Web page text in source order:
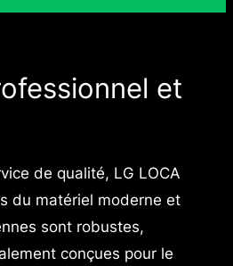
et
de qualité, LG LOCA
du matériel moderne et
sont robustes,
conçues pour le